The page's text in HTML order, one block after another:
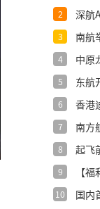
2 深航
3
南航
4
中原
5
东
6
香港
7
南方
8
起飞
9
【
10
国内